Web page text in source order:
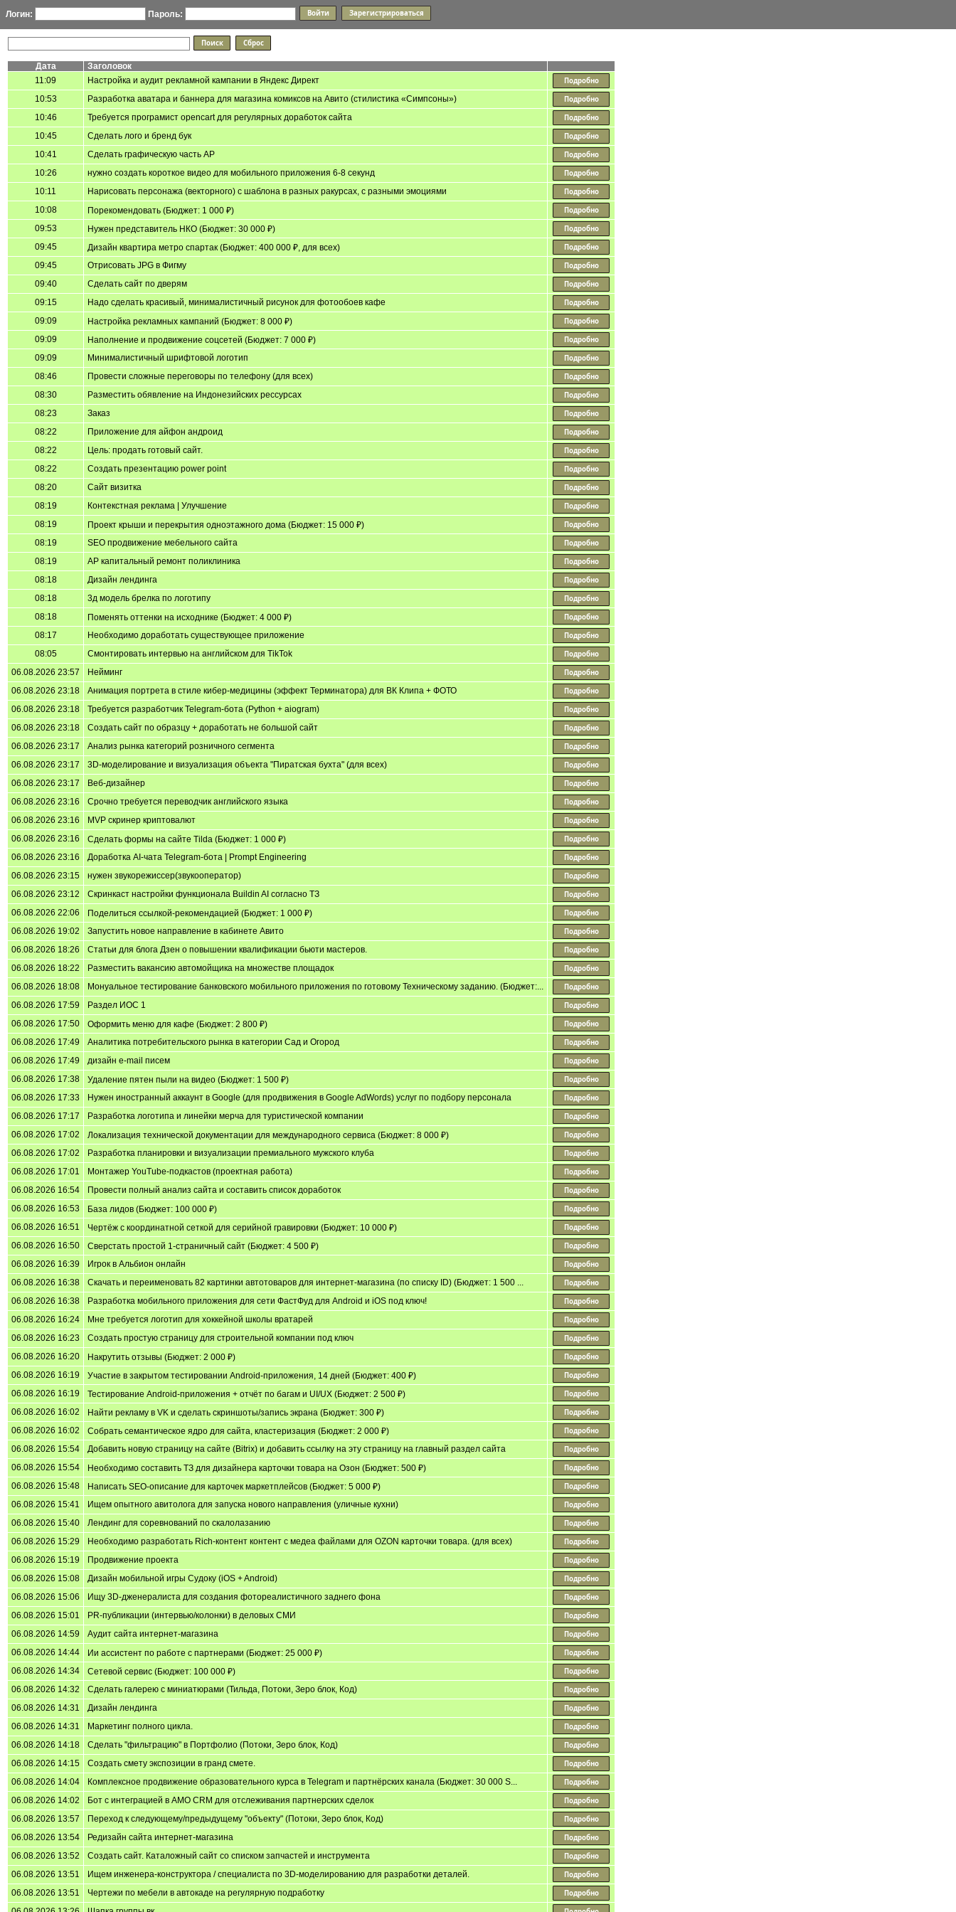
Логин: Пароль:
Дата
Заголовок
11:09
Настройка и аудит рекламной кампании в Яндекс Директ
10:53
Разработка аватара и баннера для магазина комиксов на Авито (стилистика «Симпсоны»)
10:46
Требуется програмист opencart для регулярных доработок сайта
10:45
Сделать лого и бренд бук
10:41
Сделать графическую часть АР
10:26
нужно создать короткое видео для мобильного приложения 6-8 секунд
10:11
Нарисовать персонажа (векторного) с шаблона в разных ракурсах, с разными эмоциями
10:08
Порекомендовать (Бюджет: 1 000 ₽)
09:53
Нужен представитель НКО (Бюджет: 30 000 ₽)
09:45
Дизайн квартира метро спартак (Бюджет: 400 000 ₽, для всех)
09:45
Отрисовать JPG в Фигму
09:40
Сделать сайт по дверям
09:15
Надо сделать красивый, минималистичный рисунок для фотообоев кафе
09:09
Настройка рекламных кампаний (Бюджет: 8 000 ₽)
09:09
Наполнение и продвижение соцсетей (Бюджет: 7 000 ₽)
09:09
Минималистичный шрифтовой логотип
08:46
Провести сложные переговоры по телефону (для всех)
08:30
Разместить обявление на Индонезийских рессурсах
08:23
Заказ
08:22
Приложение для айфон андроид
08:22
Цель: продать готовый сайт.
08:22
Создать презентацию power point
08:20
Сайт визитка
08:19
Контекстная реклама | Улучшение
08:19
Проект крыши и перекрытия одноэтажного дома (Бюджет: 15 000 ₽)
08:19
SEO продвижение мебельного сайта
08:19
АР капитальный ремонт поликлиника
08:18
Дизайн лендинга
08:18
3д модель брелка по логотипу
08:18
Поменять оттенки на исходнике (Бюджет: 4 000 ₽)
08:17
Необходимо доработать существующее приложение
08:05
Смонтировать интервью на английском для TikTok
06.08.2026 23:57
Нейминг
06.08.2026 23:18
Анимация портрета в стиле кибер-медицины (эффект Терминатора) для ВК Клипа + ФОТО
06.08.2026 23:18
Требуется разработчик Telegram-бота (Python + aiogram)
06.08.2026 23:18
Создать сайт по образцу + доработать не большой сайт
06.08.2026 23:17
Анализ рынка категорий розничного сегмента
06.08.2026 23:17
3D-моделирование и визуализация объекта "Пиратская бухта" (для всех)
06.08.2026 23:17
Веб-дизайнер
06.08.2026 23:16
Срочно требуется переводчик английского языка
06.08.2026 23:16
MVP скринер криптовалют
06.08.2026 23:16
Сделать формы на сайте Tilda (Бюджет: 1 000 ₽)
06.08.2026 23:16
Доработка AI-чата Telegram-бота | Prompt Engineering
06.08.2026 23:15
нужен звукорежиссер(звукооператор)
06.08.2026 23:12
Скринкаст настройки функционала Buildin AI согласно ТЗ
06.08.2026 22:06
Поделиться ссылкой-рекомендацией (Бюджет: 1 000 ₽)
06.08.2026 19:02
Запустить новое направление в кабинете Авито
06.08.2026 18:26
Статьи для блога Дзен о повышении квалификации бьюти мастеров.
06.08.2026 18:22
Разместить вакансию автомойщика на множестве площадок
06.08.2026 18:08
Монуальное тестирование банковского мобильного приложения по готовому Техническому заданию. (Бюджет:...
06.08.2026 17:59
Раздел ИОС 1
06.08.2026 17:50
Оформить меню для кафе (Бюджет: 2 800 ₽)
06.08.2026 17:49
Аналитика потребительского рынка в категории Сад и Огород
06.08.2026 17:49
дизайн e-mail писем
06.08.2026 17:38
Удаление пятен пыли на видео (Бюджет: 1 500 ₽)
06.08.2026 17:33
Нужен иностранный аккаунт в Google (для продвижения в Google AdWords) услуг по подбору персонала
06.08.2026 17:17
Разработка логотипа и линейки мерча для туристической компании
06.08.2026 17:02
Локализация технической документации для международного сервиса (Бюджет: 8 000 ₽)
06.08.2026 17:02
Разработка планировки и визуализации премиального мужского клуба
06.08.2026 17:01
Монтажер YouTube-подкастов (проектная работа)
06.08.2026 16:54
Провести полный анализ сайта и составить список доработок
06.08.2026 16:53
База лидов (Бюджет: 100 000 ₽)
06.08.2026 16:51
Чертёж с координатной сеткой для серийной гравировки (Бюджет: 10 000 ₽)
06.08.2026 16:50
Сверстать простой 1-страничный сайт (Бюджет: 4 500 ₽)
06.08.2026 16:39
Игрок в Альбион онлайн
06.08.2026 16:38
Скачать и переименовать 82 картинки автотоваров для интернет-магазина (по списку ID) (Бюджет: 1 500 ...
06.08.2026 16:38
Разработка мобильного приложения для сети ФастФуд для Android и iOS под ключ!
06.08.2026 16:24
Мне требуется логотип для хоккейной школы вратарей
06.08.2026 16:23
Создать простую страницу для строительной компании под ключ
06.08.2026 16:20
Накрутить отзывы (Бюджет: 2 000 ₽)
06.08.2026 16:19
Участие в закрытом тестировании Android-приложения, 14 дней (Бюджет: 400 ₽)
06.08.2026 16:19
Тестирование Android-приложения + отчёт по багам и UI/UX (Бюджет: 2 500 ₽)
06.08.2026 16:02
Найти рекламу в VK и сделать скриншоты/запись экрана (Бюджет: 300 ₽)
06.08.2026 16:02
Собрать семантическое ядро для сайта, кластеризация (Бюджет: 2 000 ₽)
06.08.2026 15:54
Добавить новую страницу на сайте (Bitrix) и добавить ссылку на эту страницу на главный раздел сайта
06.08.2026 15:54
Необходимо составить ТЗ для дизайнера карточки товара на Озон (Бюджет: 500 ₽)
06.08.2026 15:48
Написать SEO-описание для карточек маркетплейсов (Бюджет: 5 000 ₽)
06.08.2026 15:41
Ищем опытного авитолога для запуска нового направления (уличные кухни)
06.08.2026 15:40
Лендинг для соревнований по скалолазанию
06.08.2026 15:29
Необходимо разработать Rich-контент контент с медеа файлами для OZON карточки товара. (для всех)
06.08.2026 15:19
Продвижение проекта
06.08.2026 15:08
Дизайн мобильной игры Судоку (iOS + Android)
06.08.2026 15:06
Ищу 3D-дженералиста для создания фотореалистичного заднего фона
06.08.2026 15:01
PR-публикации (интервью/колонки) в деловых СМИ
06.08.2026 14:59
Аудит сайта интернет-магазина
06.08.2026 14:44
Ии ассистент по работе с партнерами (Бюджет: 25 000 ₽)
06.08.2026 14:34
Сетевой сервис (Бюджет: 100 000 ₽)
06.08.2026 14:32
Сделать галерею с миниатюрами (Тильда, Потоки, Зеро блок, Код)
06.08.2026 14:31
Дизайн лендинга
06.08.2026 14:31
Маркетинг полного цикла.
06.08.2026 14:18
Сделать "фильтрацию" в Портфолио (Потоки, Зеро блок, Код)
06.08.2026 14:15
Создать смету экспозиции в гранд смете.
06.08.2026 14:04
Комплексное продвижение образовательного курса в Telegram и партнёрских канала (Бюджет: 30 000 S...
06.08.2026 14:02
Бот с интеграцией в AMO CRM для отслеживания партнерских сделок
06.08.2026 13:57
Переход к следующему/предыдущему "объекту" (Потоки, Зеро блок, Код)
06.08.2026 13:54
Редизайн сайта интернет-магазина
06.08.2026 13:52
Создать сайт. Каталожный сайт со списком запчастей и инструмента
06.08.2026 13:51
Ищем инженера-конструктора / специалиста по 3D-моделированию для разработки деталей.
06.08.2026 13:51
Чертежи по мебели в автокаде на регулярную подработку